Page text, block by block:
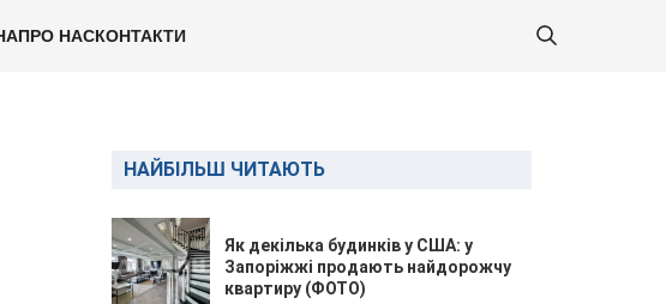
ПРО НАСКОНТАКТИ
НАЙБІЛЬШ ЧИТАЮТЬ
Як декілька будинків у США: у
Запоріжжі продають найдорожчу
квартиру (ФОТО)